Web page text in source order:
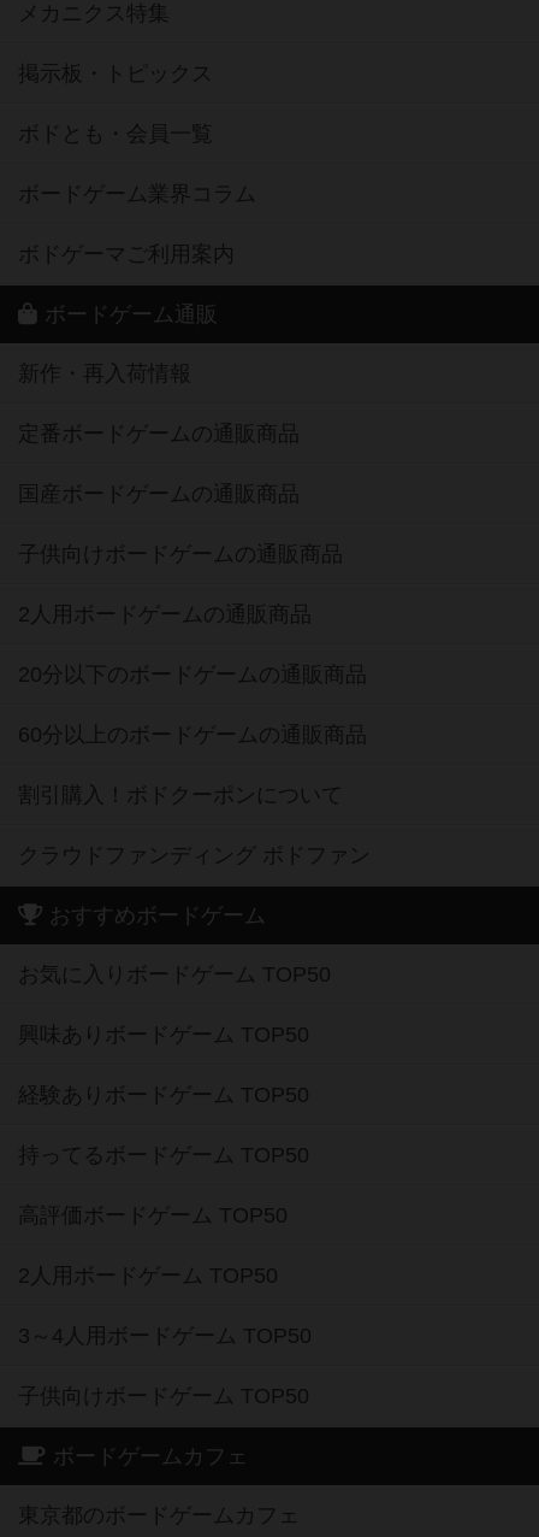
メカニクス特集
掲示板・トピックス
ボドとも・会員一覧
ボードゲーム業界コラム
ボドゲーマご利用案内
ボードゲーム通販
新作・再入荷情報
定番ボードゲームの通販商品
国産ボードゲームの通販商品
子供向けボードゲームの通販商品
2人用ボードゲームの通販商品
20分以下のボードゲームの通販商品
60分以上のボードゲームの通販商品
割引購入！ボドクーポンについて
クラウドファンディング ボドファン
おすすめボードゲーム
お気に入りボードゲーム TOP50
興味ありボードゲーム TOP50
経験ありボードゲーム TOP50
持ってるボードゲーム TOP50
高評価ボードゲーム TOP50
2人用ボードゲーム TOP50
3～4人用ボードゲーム TOP50
子供向けボードゲーム TOP50
ボードゲームカフェ
東京都のボードゲームカフェ